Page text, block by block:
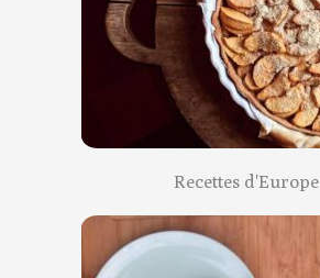
Recettes d'Europe